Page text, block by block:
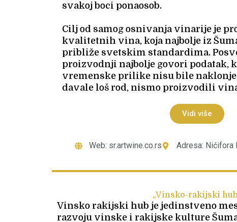
svakoj boci ponaosob.
Cilj od samog osnivanja vinarije je
kvalitetnih vina, koja najbolje iz
približe svetskim standardima.
proizvodnji najbolje govori podatak,
vremenske prilike nisu bile
davale loš rod, nismo proizvodili
Vidi više
Web: sr.artwine.co.rs Adresa: Nićifora
„Vinsko-rakijski
Vinsko rakijski hub je jedinstveno
razvoju vinske i rakijske kulture